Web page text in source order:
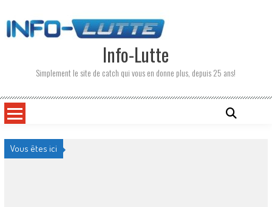
to
content
Info-Lutte
Simplement le site de catch qui vous en donne plus, depuis 25 ans!
Vous êtes ici